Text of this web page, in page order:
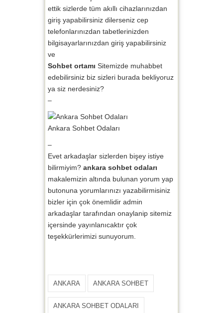
ettik sizlerde tüm akıllı cihazlarınızdan
giriş yapabilirsiniz dilerseniz cep
telefonlarınızdan tabetlerinizden
bilgisayarlarınızdan giriş yapabilirsiniz
ve
Sohbet ortamı Sitemizde muhabbet
edebilirsiniz biz sizleri burada bekliyoruz
ya siz nerdesiniz?
–
Ankara Sohbet Odaları
–
Evet arkadaşlar sizlerden bişey istiye
bilirmiyim? ankara sohbet odaları
makalemizin altında bulunan yorum yap
butonuna yorumlarınızı yazabilirmisiniz
bizler için çok önemlidir admin
arkadaşlar tarafından onaylanip sitemiz
içersinde yayınlanıcaktır çok
teşekkürlerimizi sunuyorum.
ANKARA ANKARA SOHBET
ANKARA SOHBET ODALARI